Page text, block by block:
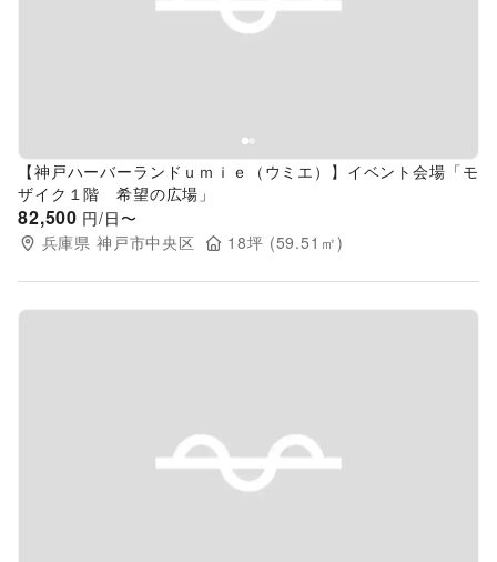
Previous slide
【神戸ハーバーランドｕｍｉｅ（ウミエ）】イベント会場「モ
ザイク１階 希望の広場」
82,500 円/日〜
兵庫県 神戸市中央区 18坪 (59.51 ㎡)
Previous slide